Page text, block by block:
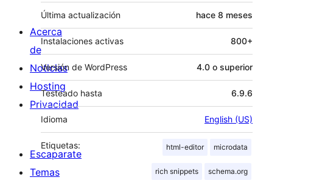
Última actualización hace 8 meses
Instalaciones activas 800+
Versión de WordPress 4.0 o superior
Testeado hasta 6.9.6
Idioma English (US)
Etiquetas: html-editor microdata
rich snippets schema.org
Acerca
de
Noticias
Hosting
Privacidad
Escaparate
Temas